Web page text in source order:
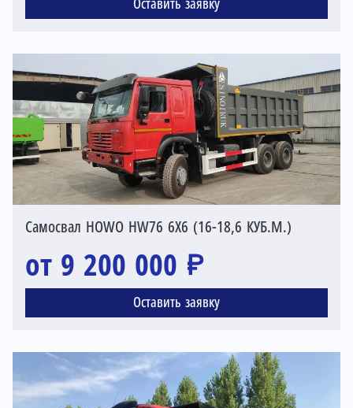
Оставить заявку
Самосвал HOWO HW76 6X6 (16-18,6 КУБ.М.)
от 9 200 000 ₽
Оставить заявку